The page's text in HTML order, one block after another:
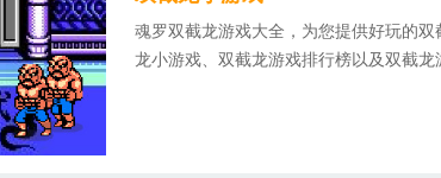
魂罗双截龙游戏大全，为您提供好玩的
龙小游戏、双截龙游戏排行榜以及双截龙